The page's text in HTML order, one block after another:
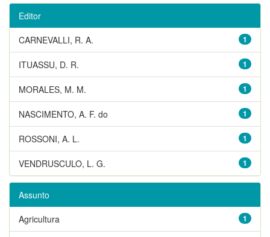
Editor
1
CARNEVALLI, R. A.
1
ITUASSU, D. R.
1
MORALES, M. M.
1
NASCIMENTO, A. F. do
1
ROSSONI, A. L.
1
VENDRUSCULO, L. G.
Assunto
1
Agricultura